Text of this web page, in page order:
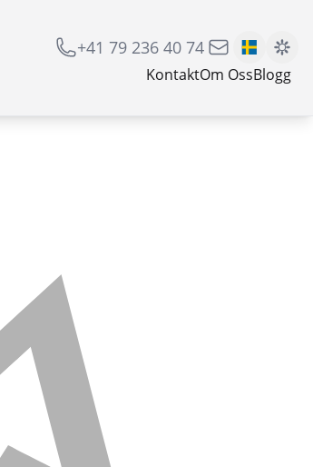
+41 79 236 40 74
KontaktOm OssBlogg